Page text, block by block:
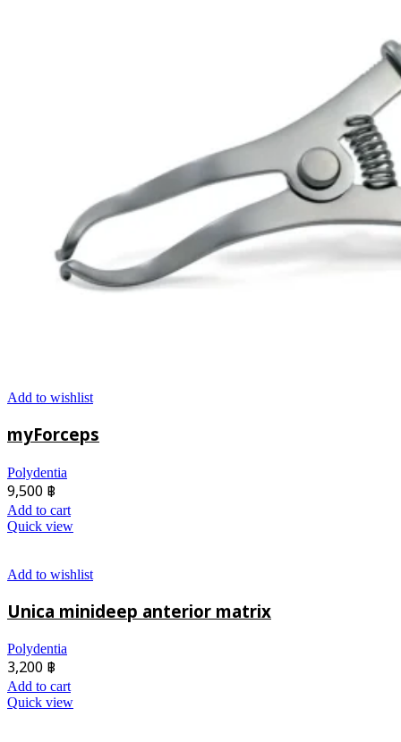
Add to wishlist
myForceps
Polydentia
9,500 ฿
Add to cart
Quick view
Add to wishlist
Unica minideep anterior matrix
Polydentia
3,200 ฿
Add to cart
Quick view